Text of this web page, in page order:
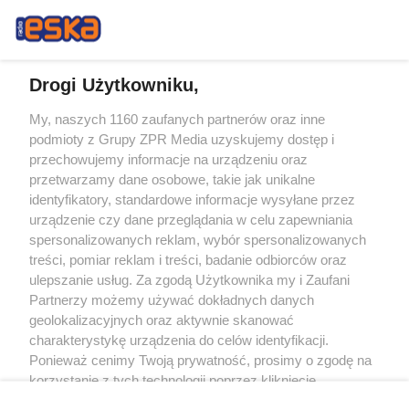
Żaden utwór zamieszczony w serwisie nie może być powielany i
rozpowszechniany lub dalej rozpowszechniany w jakikolwiek sposób (w
tym także elektroniczny lub mechaniczny) na jakimkolwiek polu
eksploatacji w jakiejkolwiek formie, włącznie z umieszczaniem w Internecie
bez pisemnej zgody właściciela praw. Jakiekolwiek użycie lub
wykorzystanie utworów w całości lub w części z naruszeniem prawa, tzn.
bez właściwej zgody, jest zabronione pod groźbą kary i może być ścigane
prawnie.
O nas
Drogi Użytkowniku,
My, naszych 1160 zaufanych partnerów oraz inne
podmioty z Grupy ZPR Media uzyskujemy dostęp i
przechowujemy informacje na urządzeniu oraz
przetwarzamy dane osobowe, takie jak unikalne
identyfikatory, standardowe informacje wysyłane przez
urządzenie czy dane przeglądania w celu zapewniania
spersonalizowanych reklam, wybór spersonalizowanych
treści, pomiar reklam i treści, badanie odbiorców oraz
ulepszanie usług. Za zgodą Użytkownika my i Zaufani
Partnerzy możemy używać dokładnych danych
geolokalizacyjnych oraz aktywnie skanować
charakterystykę urządzenia do celów identyfikacji.
Ponieważ cenimy Twoją prywatność, prosimy o zgodę na
korzystanie z tych technologii poprzez kliknięcie